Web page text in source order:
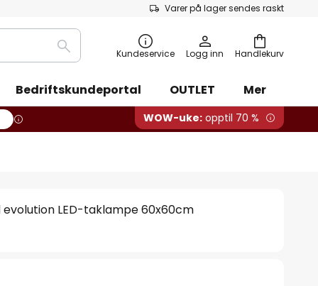
Varer på lager sendes raskt
Handlekurv
Søk Kundeservice Logg inn
Bedriftskundeportal OUTLET Mer
WOW-uke: opptil 70 %
LED-taklampe 60x60cm